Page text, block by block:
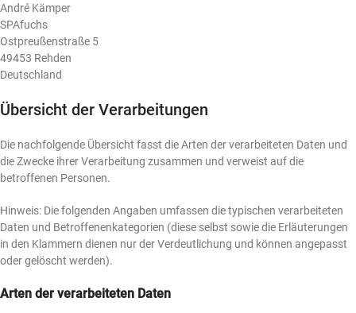
André Kämper
SPAfuchs
Ostpreußenstraße 5
49453 Rehden
Deutschland
Übersicht der Verarbeitungen
Die nachfolgende Übersicht fasst die Arten der verarbeiteten Daten und
die Zwecke ihrer Verarbeitung zusammen und verweist auf die
betroffenen Personen.
Hinweis: Die folgenden Angaben umfassen die typischen verarbeiteten
Daten und Betroffenenkategorien (diese selbst sowie die Erläuterungen
in den Klammern dienen nur der Verdeutlichung und können angepasst
oder gelöscht werden).
Arten der verarbeiteten Daten